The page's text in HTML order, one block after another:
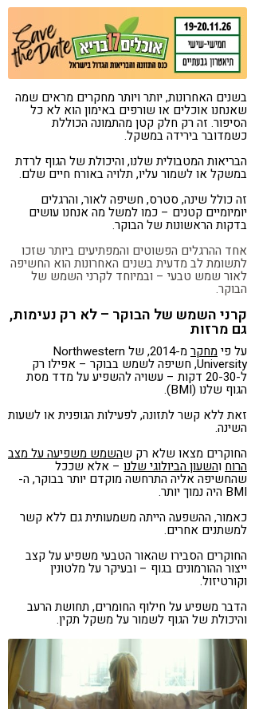
בשנים האחרונות, יותר ויותר מחקרים מראים שמה
שאנחנו אוכלים או שורפים באימון הוא לא כל
הסיפור. זה רק חלק קטן מהתמונה הכוללת
כשמדובר בירידה במשקל.
הבריאות המטבולית שלנו, והיכולת של הגוף לרדת
במשקל או לשמור עליו, תלויה באורח חיים שלם.
זה כולל שינה, סטרס, חשיפה לאור, והרגלים
יומיומיים קטנים – כמו למשל מה אנחנו עושים
בדקות הראשונות של הבוקר.
אחד ההרגלים הפשוטים והמפתיעים ביותר שזכו
לתשומת לב מדעית בשנים האחרונות הוא החשיפה
לאור שמש טבעי – ובמיוחד לקרני השמש של
הבוקר.
קרני השמש של הבוקר – לא רק נעימות,
גם מרזות
על פימחקר מ-2014, של Northwestern
University, חשיפה לשמש בבוקר – אפילו רק
ל-20-30 דקות – עשויה להשפיע על מדד מסת
הגוף שלנו (BMI).
זאת ללא קשר לתזונה, לפעילות הגופנית או לשעות
השינה.
החוקרים מצאו שלא רק שהשמש משפיעה על מצב
הרוח והשעון הביולוגי שלנו – אלא שככל
שהחשיפה אליה התרחשה מוקדם יותר בבוקר, ה-
BMI היה נמוך יותר.
כאמור, ההשפעה הייתה משמעותית גם ללא קשר
למשתנים אחרים.
החוקרים הסבירו שהאור הטבעי משפיע על קצב
ייצור ההורמונים בגוף – ובעיקר על מלטונין
וקורטיזול.
הדבר משפיע על חילוף החומרים, תחושת הרעב
והיכולת של הגוף לשמור על משקל תקין.